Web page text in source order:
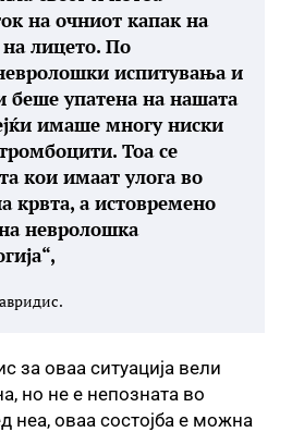
на очниот капак на
на лицето. По
испитувања и
беше упатена на нашата
имаше многу ниски
Тоа се
кои имаат улога во
крвта, а истовремено
невролошка
за оваа ситуација вели
но не е непозната во
неа, оваа состојба е можна